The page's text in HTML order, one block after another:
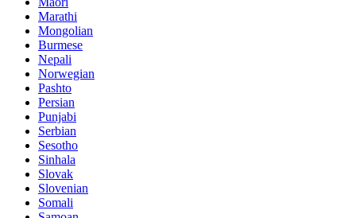
Marathi
Mongolian
Burmese
Nepali
Norwegian
Pashto
Persian
Punjabi
Serbian
Sesotho
Sinhala
Slovak
Slovenian
Somali